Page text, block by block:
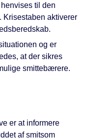
til den
Krisestaben aktiverer
og er
at der sikres
smittebærere.
er at informere
af smitsom